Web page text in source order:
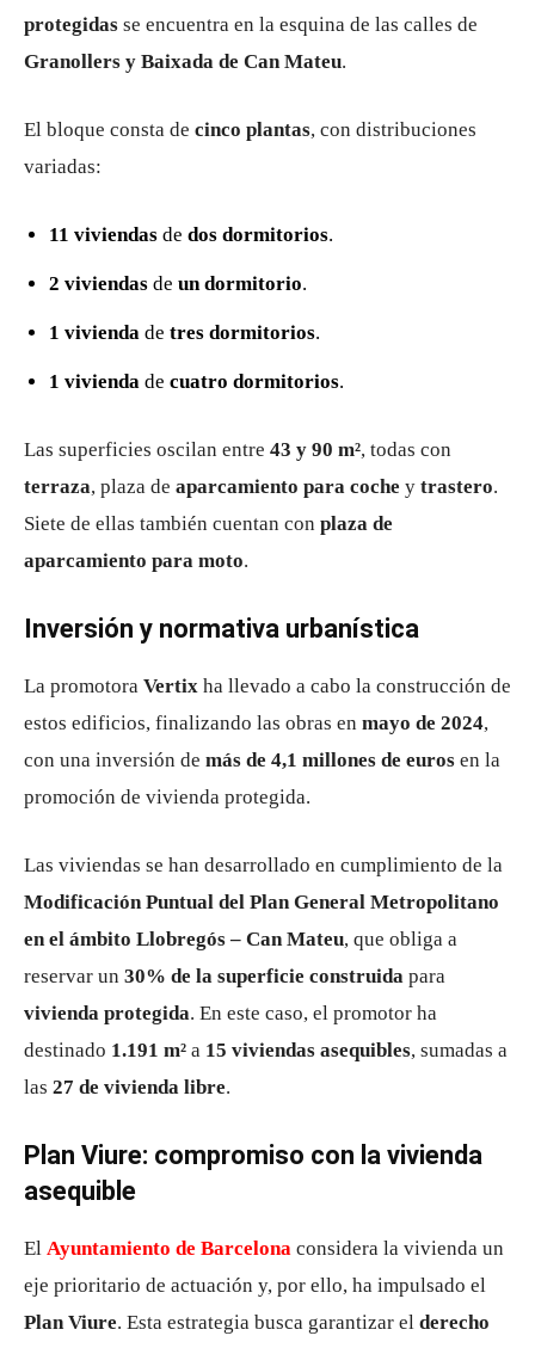
protegidas se encuentra en la esquina de las calles de
Granollers y Baixada de Can Mateu.
El bloque consta de cinco plantas, con distribuciones
variadas:
11 viviendas de dos dormitorios.
2 viviendas de un dormitorio.
1 vivienda de tres dormitorios.
1 vivienda de cuatro dormitorios.
Las superficies oscilan entre 43 y 90 m², todas con
terraza, plaza de aparcamiento para coche y trastero.
Siete de ellas también cuentan con plaza de
aparcamiento para moto.
Inversión y normativa urbanística
La promotora Vertix ha llevado a cabo la construcción de
estos edificios, finalizando las obras en mayo de 2024,
con una inversión de más de 4,1 millones de euros en la
promoción de vivienda protegida.
Las viviendas se han desarrollado en cumplimiento de la
Modificación Puntual del Plan General Metropolitano
en el ámbito Llobregós – Can Mateu, que obliga a
reservar un 30% de la superficie construida para
vivienda protegida. En este caso, el promotor ha
destinado 1.191 m² a 15 viviendas asequibles, sumadas a
las 27 de vivienda libre.
Plan Viure: compromiso con la vivienda
asequible
El Ayuntamiento de Barcelona considera la vivienda un
eje prioritario de actuación y, por ello, ha impulsado el
Plan Viure. Esta estrategia busca garantizar el derecho